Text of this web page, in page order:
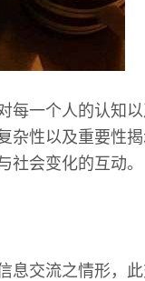
每一个人的认知
杂性以及重要性
社会变化的互动。
息交流之情形，